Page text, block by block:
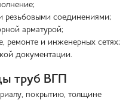
резьбовыми соединениями;
арматурой;
ремонте и инженерных сетях;
документации.
труб ВГП
покрытию, толщине